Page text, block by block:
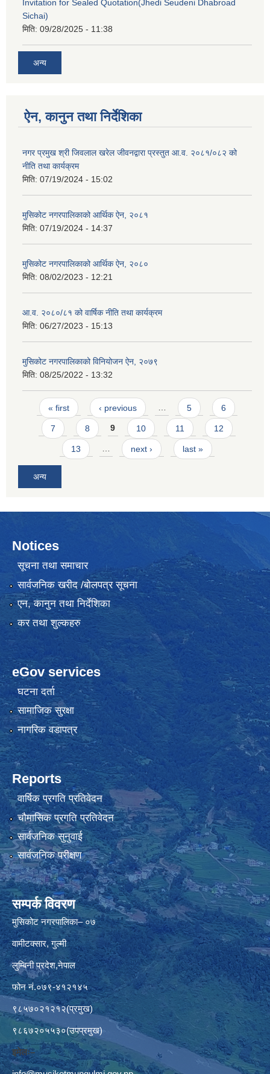
Invitation for Sealed Quotation(Jhedi Seudeni Dhabroad
Sichai)
मिति: 09/28/2025 - 11:38
अन्य
ऐन, कानुन तथा निर्देशिका
नगर प्रमुख श्री जिवलाल खरेल जीवनद्वारा प्रस्तुत आ.व. २०८१/०८२ को
नीति तथा कार्यक्रम
मिति: 07/19/2024 - 15:02
मुसिकोट नगरपालिकाको आर्थिक ऐन, २०८१
मिति: 07/19/2024 - 14:37
मुसिकोट नगरपालिकाको आर्थिक ऐन, २०८०
मिति: 08/02/2023 - 12:21
आ.व. २०८०/८१ को वार्षिक नीति तथा कार्यक्रम
मिति: 06/27/2023 - 15:13
मुसिकोट नगरपालिकाको विनियोजन ऐन, २०७९
मिति: 08/25/2022 - 13:32
Pages
« first ‹ previous … 5 6
7 8 9 10 11 12
13 … next › last »
अन्य
Notices
सूचना तथा समाचार
सार्वजनिक खरीद /बोलपत्र सूचना
एन, कानुन तथा निर्देशिका
कर तथा शुल्कहरु
eGov services
घटना दर्ता
सामाजिक सुरक्षा
नागरिक वडापत्र
Reports
वार्षिक प्रगति प्रतिवेदन
चौमासिक प्रगति प्रतिवेदन
सार्वजनिक सुनुवाई
सार्वजनिक परीक्षण
सम्पर्क विवरण
मुसिकोट नगरपालिका– ०७
वामीटक्सार, गुल्मी
लुम्बिनी प्रदेश,नेपाल
फोन नं.०७९-४१२१४५
९८५७०२१२१२(प्रमुख)
९८६७२०५५३०(उपप्रमुख)
इमेलः–